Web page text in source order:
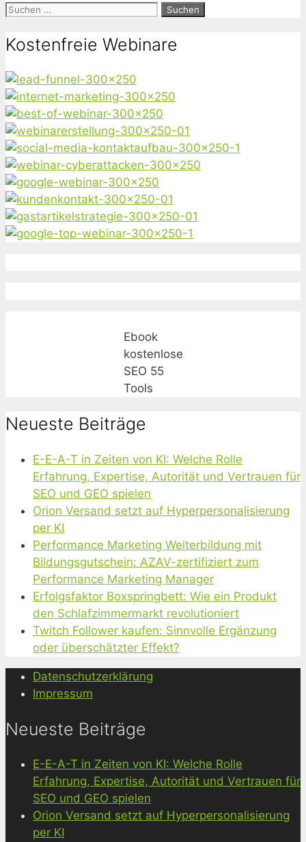
Suchen
Kostenfreie Webinare
Ebook
kostenlose
SEO 55
Tools
Neueste Beiträge
E-E-A-T in Zeiten von KI: Welche Rolle
Erfahrung, Expertise, Autorität und Vertrauen für
SEO und GEO spielen
Orion Versand setzt auf Hyperpersonalisierung
per KI
Performance Marketing Weiterbildung mit
Bildungsgutschein: AZAV-zertifiziert zum
Performance Marketing Manager
Erfolgsfaktor Boxspringbett: Wie ein Produkt
den Schlafzimmermarkt revolutioniert
Twitch Follower kaufen: Sinnvolle Ergänzung
oder überschätzter Effekt?
Datenschutzerklärung
Impressum
Neueste Beiträge
E-E-A-T in Zeiten von KI: Welche Rolle
Erfahrung, Expertise, Autorität und Vertrauen für
SEO und GEO spielen
Orion Versand setzt auf Hyperpersonalisierung
per KI